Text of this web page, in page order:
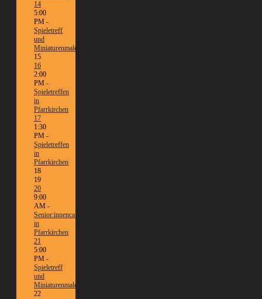
14
5:00
PM -
Spieletreff
und
Miniaturenmalen/Tabletop
15
16
2:00
PM -
Spieletreffen
in
Pfarrkirchen
17
1:30
PM -
Spieletreffen
in
Pfarrkirchen
18
19
20
9:00
AM -
Senior:innencafé
in
Pfarrkirchen
21
5:00
PM -
Spieletreff
und
Miniaturenmalen/Tabletop
22